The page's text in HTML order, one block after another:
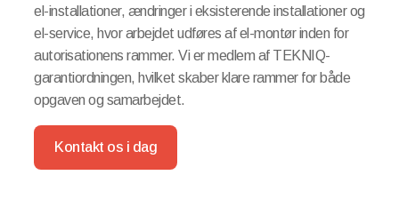
el-installationer, ændringer i eksisterende installationer og
el-service, hvor arbejdet udføres af el-montør inden for
autorisationens rammer. Vi er medlem af TEKNIQ-
garantiordningen, hvilket skaber klare rammer for både
opgaven og samarbejdet.
Kontakt os i dag